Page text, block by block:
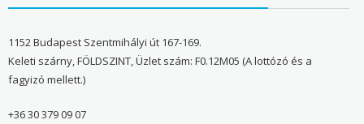
1152 Budapest Szentmihályi út 167-169.
Keleti szárny, FÖLDSZINT, Üzlet szám: F0.12M05 (A lottózó és a
fagyizó mellett.)
+36 30 379 09 07